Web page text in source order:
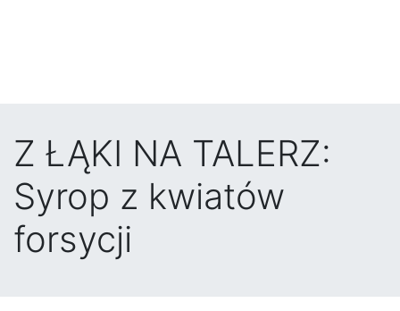
Z ŁĄKI NA TALERZ:
Syrop z kwiatów
forsycji